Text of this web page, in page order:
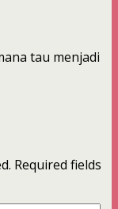
tau menjadi
Required fields